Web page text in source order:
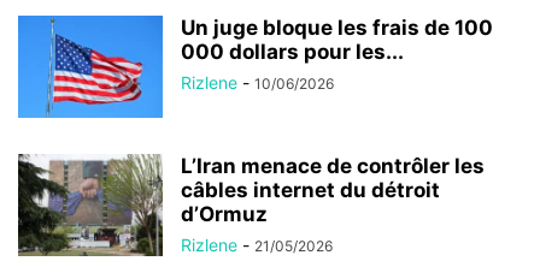
Un juge bloque les frais de 100
000 dollars pour les...
Rizlene - 10/06/2026
L’Iran menace de contrôler les
câbles internet du détroit
d’Ormuz
Rizlene - 21/05/2026